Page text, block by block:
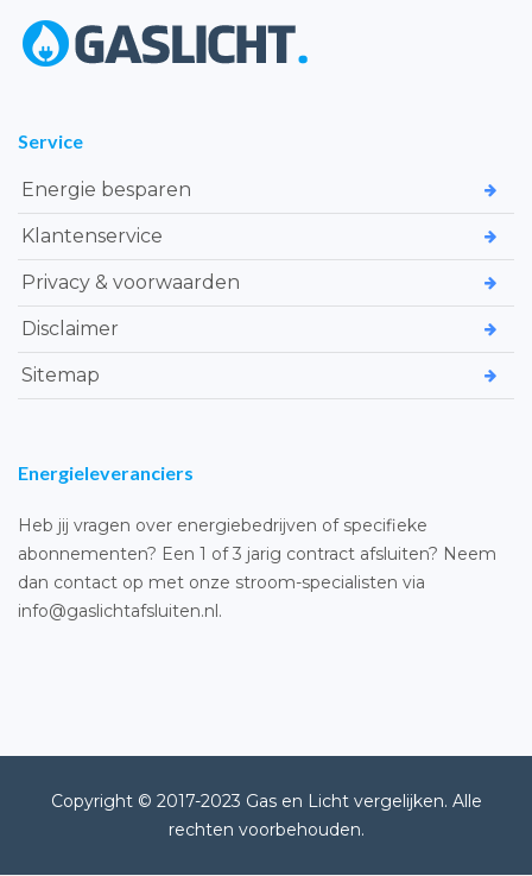
Service
Energie besparen
Klantenservice
Privacy & voorwaarden
Disclaimer
Sitemap
Energieleveranciers
Heb jij vragen over energiebedrijven of specifieke
abonnementen? Een 1 of 3 jarig contract afsluiten? Neem
dan contact op met onze stroom-specialisten via
info@gaslichtafsluiten.nl.
Copyright © 2017-2023 Gas en Licht vergelijken. Alle
rechten voorbehouden.